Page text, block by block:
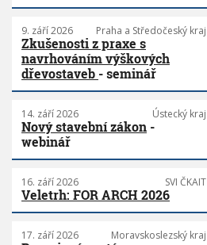
9. září 2026 Praha a Středočeský kraj
Zkušenosti z praxe s
navrhováním výškových
dřevostaveb - seminář
14. září 2026 Ústecký kraj
Nový stavební zákon -
webinář
16. září 2026 SVI ČKAIT
Veletrh: FOR ARCH 2026
17. září 2026 Moravskoslezský kraj